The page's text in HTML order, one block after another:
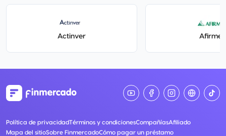
Actinver Afirme
Política de privacidadTérminos y condicionesCompañíasAfiliado
Mapa del sitioSobre FinmercadoCómo pagar un préstamo